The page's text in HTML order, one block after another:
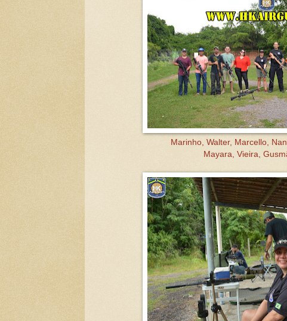
Marinho, Walter, Marcello,
Mayara, Vieira,